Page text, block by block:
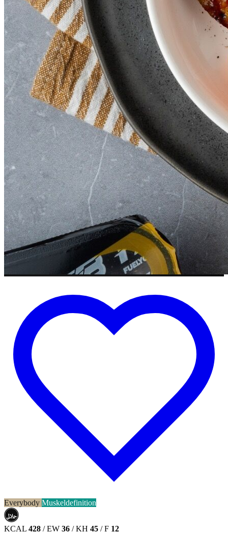
Everybody Muskeldefinition
حلال
HALAL
KCAL 428 / EW 36 / KH 45 / F 12